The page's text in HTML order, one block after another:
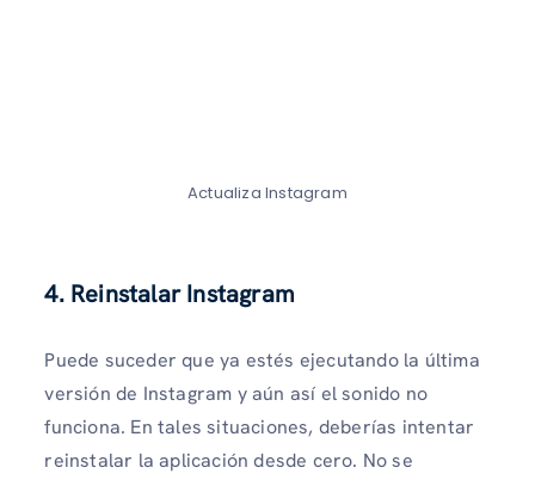
Actualiza Instagram
4. Reinstalar Instagram
Puede suceder que ya estés ejecutando la última
versión de Instagram y aún así el sonido no
funciona. En tales situaciones, deberías intentar
reinstalar la aplicación desde cero. No se